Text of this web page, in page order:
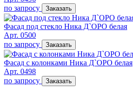
по запросу
Заказать
Фасад под стекло Ника Д`ОРО белая
Арт. 0500
по запросу
Заказать
Фасад с колонками Ника Д`ОРО белая
Арт. 0498
по запросу
Заказать